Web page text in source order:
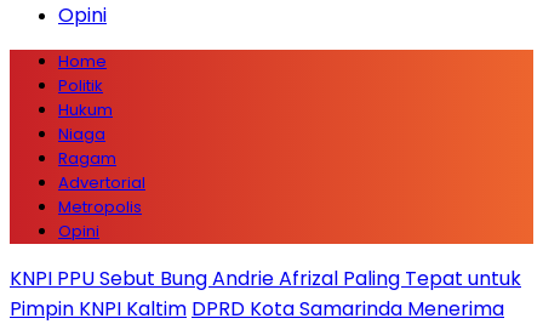
Opini
Home
Politik
Hukum
Niaga
Ragam
Advertorial
Metropolis
Opini
KNPI PPU Sebut Bung Andrie Afrizal Paling Tepat untuk
Pimpin KNPI Kaltim DPRD Kota Samarinda Menerima